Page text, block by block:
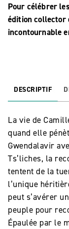
Pour célébrer
édition collector
incontournable
DESCRIPTIF
La vie de
quand elle
Gwendalavir
Ts’liches, la
tentent de la
l’unique
peut s’avérer
peuple pour
Épaulée par le